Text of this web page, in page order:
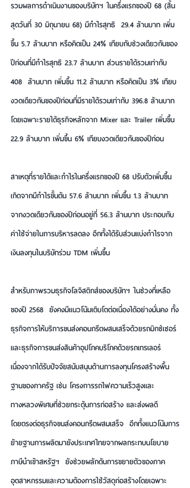
รวมผลการดำเนินงานของบริษัทฯ ในครึ่งแรกของปี 68 (สิ้น
สุดวันที่ 30 มิถุนายน 68) มีกำไรสุทธิ  29.4 ล้านบาท เพิ่ม
ขึ้น 5.7 ล้านบาท หรือคิดเป็น 24% เทียบกับช่วงเดียวกันของ
ปีก่อนที่มีกำไรสุทธิ 23.7 ล้านบาท ส่วนรายได้รวมเท่ากับ
408  ล้านบาท เพิ่มขึ้น 11.2 ล้านบาท หรือคิดเป็น 3% เทียบ
งวดเดียวกันของปีก่อนที่มีรายได้รวมเท่ากับ 396.8 ล้านบาท
โดยเฉพาะรายได้ธุรกิจหลักจาก Mixer และ Trailer เพิ่มขึ้น
22.9 ล้านบาท เพิ่มขึ้น 6% เทียบงวดเดียวกันของปีก่อน
สาเหตุที่รายได้และกำไรในครึ่งแรกของปี 68 ปรับตัวเพิ่มขึ้น
เกิดจากมีกำไรขั้นต้น 57.6 ล้านบาท เพิ่มขึ้น 1.3 ล้านบาท
จากงวดเดียวกันของปีก่อนอยู่ที่ 56.3 ล้านบาท ประกอบกับ
ค่าใช้จ่ายในการบริหารลดลง อีกทั้งได้รับส่วนแบ่งกำไรจาก
เงินลงทุนในบริษัทร่วม TDM เพิ่มขึ้น
สำหรับภาพรวมธุรกิจโลจิสติกส์ของบริษัทฯ ในช่วงที่เหลือ
ของปี 2568  ยังคงมีแนวโน้มเติบโตต่อเนื่องได้อย่างมั่นคง ทั้ง
ธุรกิจการให้บริการขนส่งคอนกรีตผสมเสร็จด้วยรถมิกซ์เซอร์
และธุรกิจการขนส่งสินค้าอุปโภคบริโภคด้วยรถเทรเลอร์
เนื่องจากได้รับปัจจัยสนับสนุนด้านการลงทุนโครงสร้างพื้น
ฐานของภาครัฐ เช่น โครงการรถไฟความเร็วสูงและ
ทางหลวงพิเศษที่ช่วยกระตุ้นการก่อสร้าง และส่งผลดี
โดยตรงต่อธุรกิจขนส่งคอนกรีตผสมเสร็จ  อีกทั้งแนวโน้มการ
ย้ายฐานการผลิตมายังประเทศไทยจากผลกระทบนโยบาย
ภาษีนำเข้าสหรัฐฯ  ยังช่วยผลักดันการขยายตัวของภาค
อุตสาหกรรมและความต้องการใช้วัสดุก่อสร้างโดยเฉพาะ